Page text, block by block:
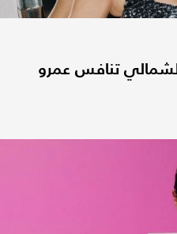
تنافس عمرو